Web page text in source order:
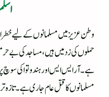
وطن عزیز میں مسلمانوں کے لیے
حملوں کی زد میں ہیں، مساجد کی بے
ہے۔ آر ایس ایس اور ہندوتوا کی
مسلمانوں کا قتل عام جاری ہے۔